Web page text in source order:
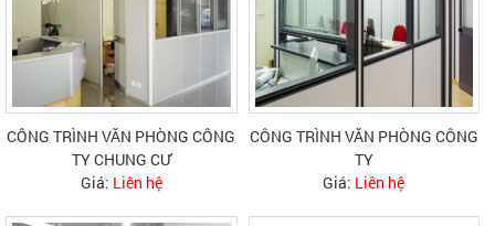
CÔNG TRÌNH VĂN PHÒNG CÔNG
TY CHUNG CƯ
Giá: Liên hệ
CÔNG TRÌNH VĂN PHÒNG CÔNG
TY
Giá: Liên hệ